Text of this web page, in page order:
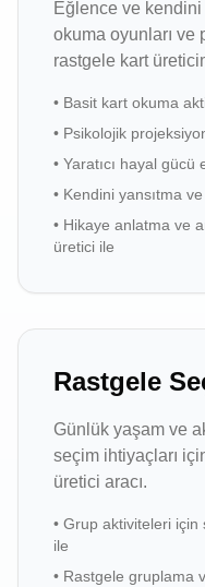
Eğlence ve kendini
okuma oyunları
rastgele kart
• Basit kart okuma
• Psikolojik
• Yaratıcı hayal
• Kendini yansıtma
• Hikaye anlatma ve
üretici ile
Rastgele
Günlük yaşam ve
seçim ihtiyaçları
üretici aracı.
• Grup aktiviteleri için
ile
• Rastgele gruplama